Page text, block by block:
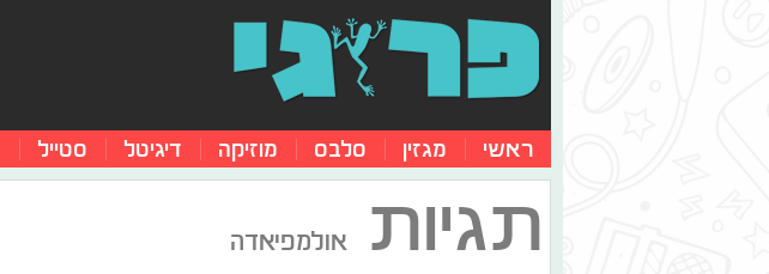
ראשי מגזין סלבס מוזיקה דיגיטל סטייל
תגיות אולמפיאדה